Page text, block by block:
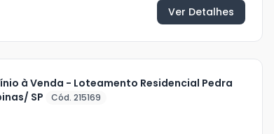
Ver Detalhes
à Venda - Loteamento Residencial Pedra
SP
Cód. 215169